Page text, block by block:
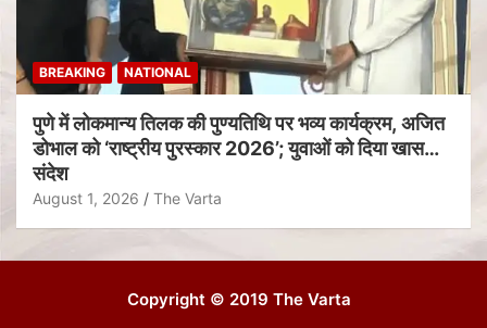
BREAKING NATIONAL
पुणे में लोकमान्य तिलक की पुण्यतिथि पर भव्य कार्यक्रम, अजित
डोभाल को ‘राष्ट्रीय पुरस्कार 2026’; युवाओं को दिया खास
संदेश
August 1, 2026 The Varta
Copyright © 2019 The Varta